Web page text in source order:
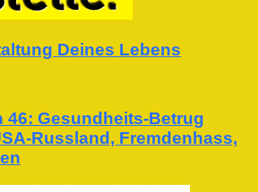
Deines Lebens
46: Gesundheits-Betrug
Russland, Fremdenhass,